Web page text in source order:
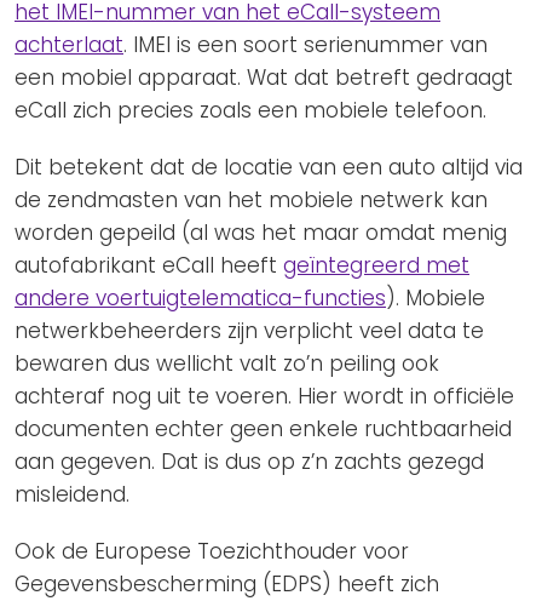
het IMEI-nummer van het eCall-systeem
achterlaat. IMEI is een soort serienummer van
een mobiel apparaat. Wat dat betreft gedraagt
eCall zich precies zoals een mobiele telefoon.
Dit betekent dat de locatie van een auto altijd via
de zendmasten van het mobiele netwerk kan
worden gepeild (al was het maar omdat menig
autofabrikant eCall heeft geïntegreerd met
andere voertuigtelematica-functies). Mobiele
netwerkbeheerders zijn verplicht veel data te
bewaren dus wellicht valt zo’n peiling ook
achteraf nog uit te voeren. Hier wordt in officiële
documenten echter geen enkele ruchtbaarheid
aan gegeven. Dat is dus op z’n zachts gezegd
misleidend.
Ook de Europese Toezichthouder voor
Gegevensbescherming (EDPS) heeft zich